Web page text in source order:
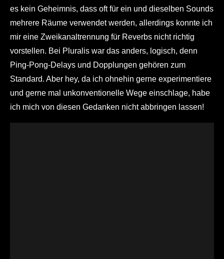
es kein Geheimnis, dass oft für ein und dieselben Sounds
mehrere Räume verwendet werden, allerdings konnte ich
mir eine Zweikanaltrennung für Reverbs nicht richtig
vorstellen. Bei Pluralis war das anders, logisch, denn
Ping-Pong-Delays und Dopplungen gehören zum
Standard. Aber hey, da ich ohnehin gerne experimentiere
und gerne mal unkonventionelle Wege einschlage, habe
ich mich von diesen Gedanken nicht abbringen lassen!